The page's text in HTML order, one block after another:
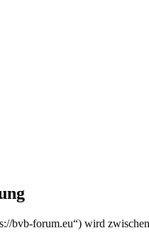
bvb-forum.eu“) wird